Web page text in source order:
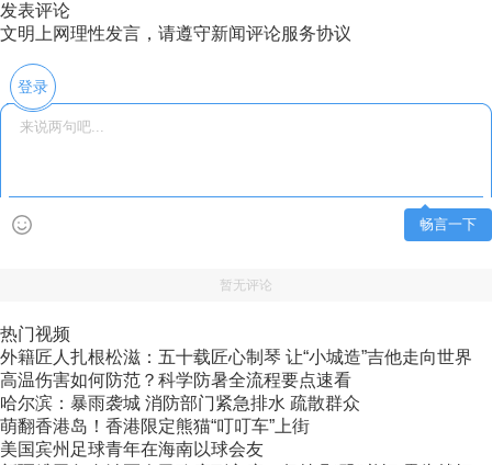
发表评论
文明上网理性发言，请遵守新闻评论服务协议
登录
畅言一下
暂无评论
热门视频
外籍匠人扎根松滋：五十载匠心制琴 让“小城造”吉他走向世界
高温伤害如何防范？科学防暑全流程要点速看
哈尔滨：暴雨袭城 消防部门紧急排水 疏散群众
萌翻香港岛！香港限定熊猫“叮叮车”上街
美国宾州足球青年在海南以球会友